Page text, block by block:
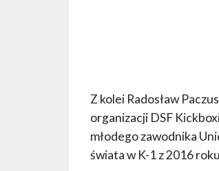
Z kolei Radosław
organizacji DSF
młodego zawodnika
świata w K-1 z 2016